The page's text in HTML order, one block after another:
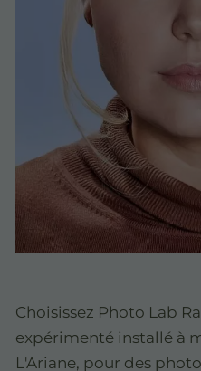
Choisissez Photo Lab
expérimenté installé à
L'Ariane, pour des